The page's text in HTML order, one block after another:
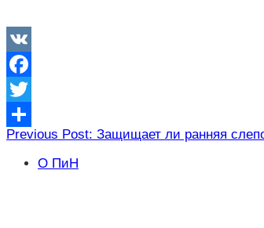
VK
Facebook
Twitter
Отправить
Навигация
по
Previous Post: Защищает ли ранняя
О ПиН